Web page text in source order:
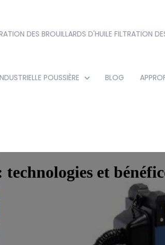
DES BROUILLARDS D'HUILE FILTRATION
POUSSIÈRE BLOG
et